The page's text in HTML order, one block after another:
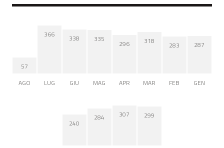
57
AGO
366
LUG
338
GIU
335
MAG
296
APR
318
MAR
283
FEB
287
GEN
240
284 307 299